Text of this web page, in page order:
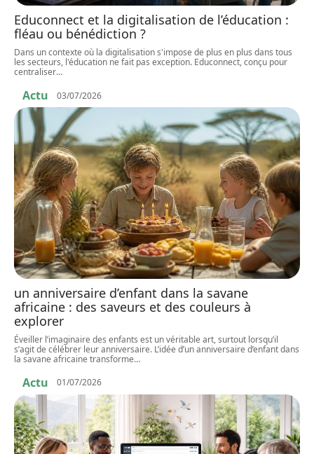
Educonnect et la digitalisation de l’éducation :
fléau ou bénédiction ?
Dans un contexte où la digitalisation s'impose de plus en plus dans tous
les secteurs, l'éducation ne fait pas exception. Educonnect, conçu pour
centraliser…
Actu 03/07/2026
un anniversaire d’enfant dans la savane
africaine : des saveurs et des couleurs à
explorer
Éveiller l’imaginaire des enfants est un véritable art, surtout lorsqu’il
s’agit de célébrer leur anniversaire. L’idée d’un anniversaire d’enfant dans
la savane africaine transforme…
Actu 01/07/2026